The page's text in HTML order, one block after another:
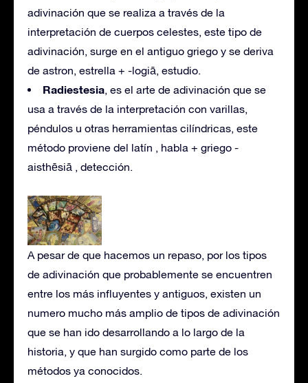
adivinación que se realiza a través de la
interpretación de cuerpos celestes, este tipo de
adivinación, surge en el antiguo griego y se deriva
de astron, estrella + -logiā, estudio.
Radiestesia, es el arte de adivinación que se
usa a través de la interpretación con varillas,
péndulos u otras herramientas cilíndricas, este
método proviene del latín , habla + griego -
aisthēsiā , detección.
A pesar de que hacemos un repaso, por los tipos
de adivinación que probablemente se encuentren
entre los más influyentes y antiguos, existen un
numero mucho más amplio de tipos de adivinación
que se han ido desarrollando a lo largo de la
historia, y que han surgido como parte de los
métodos ya conocidos.